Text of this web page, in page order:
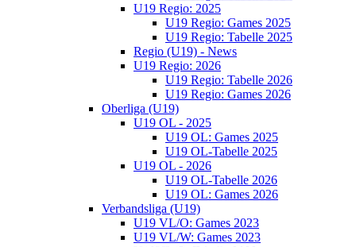
U19 Regio: 2025
U19 Regio: Games 2025
U19 Regio: Tabelle 2025
Regio (U19) - News
U19 Regio: 2026
U19 Regio: Tabelle 2026
U19 Regio: Games 2026
Oberliga (U19)
U19 OL - 2025
U19 OL: Games 2025
U19 OL-Tabelle 2025
U19 OL - 2026
U19 OL-Tabelle 2026
U19 OL: Games 2026
Verbandsliga (U19)
U19 VL/O: Games 2023
U19 VL/W: Games 2023